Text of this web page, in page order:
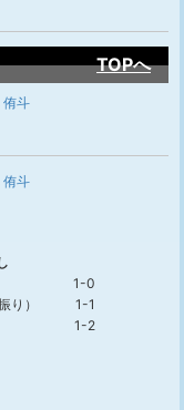
TOPへ
侑斗
侑斗
1-0
り） 1-1
1-2